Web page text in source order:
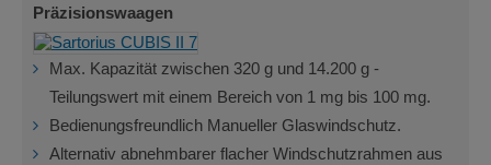
Präzisionswaagen
Max. Kapazität zwischen 320 g und 14.200 g -
Teilungswert mit einem Bereich von 1 mg bis 100 mg.
Bedienungsfreundlich Manueller Glaswindschutz.
Alternativ abnehmbarer flacher Windschutzrahmen aus